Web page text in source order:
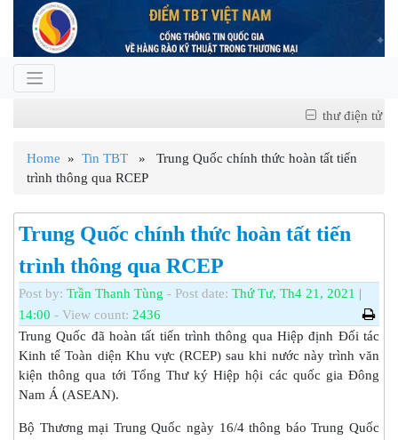
thư điện tử
Home » Tin TBT » Trung Quốc chính thức hoàn tất tiến
trình thông qua RCEP
Trung Quốc chính thức hoàn tất tiến
trình thông qua RCEP
Post by: Trần Thanh Tùng - Post date: Thứ Tư, Th4 21, 2021 |
14:00 - View count: 2436
Trung Quốc đã hoàn tất tiến trình thông qua Hiệp định Đối tác
Kinh tế Toàn diện Khu vực (RCEP) sau khi nước này trình văn
kiện thông qua tới Tổng Thư ký Hiệp hội các quốc gia Đông
Nam Á (ASEAN).
Bộ Thương mại Trung Quốc ngày 16/4 thông báo Trung Quốc